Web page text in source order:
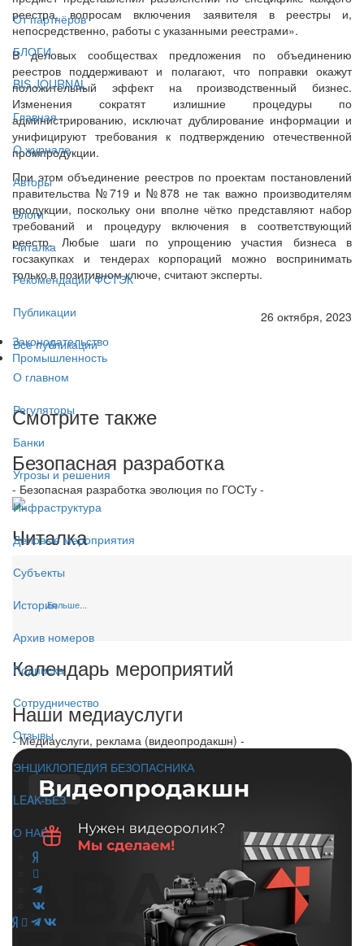
От партнёров
БЛОГИ
BIS JOURNAL
Главная
О журнале
Авторы
Блоги
Читалка
Рекомендации ФСТЭК
Публикации
Все публикации
О главном
Регуляторы
Банки
Угрозы и решения
Инфраструктура
Деловые мероприятия
Субъекты
История
Архив номеров
Подписка
Сотрудничество
Отзывы
ЭНЦИКЛОПЕДИЯ БЕЗОПАСНИКА
LEAK-БЕЗ
О НАС
реестра, вопросам включения заявителя в реестры и,
непосредственно, работы с указанными реестрами».
В деловых сообществах предложения по объединению
реестров поддерживают и полагают, что поправки окажут
положительный эффект на производственный бизнес.
Изменения сократят излишние процедуры по
администрированию, исключат дублирование информации и
унифицируют требования к подтверждению отечественной
промпродукции.
При этом объединение реестров по проектам постановлений
правительства №719 и №878 не так важно производителям
продукции, поскольку они вполне чётко представляют набор
требований и процедуру включения в соответствующий
реестр. Любые шаги по упрощению участия бизнеса в
госзакупках и тендерах корпораций можно воспринимать
только в позитивном ключе, считают эксперты.
26 октября, 2023
Законодательство
Промышленность
Смотрите также
Безопасная разработка
- Безопасная разработка эволюция по ГОСТу -
Читалка
Больше...
Календарь мероприятий
Наши медиауслуги
- Медиауслуги, реклама (видеопродакшн) -